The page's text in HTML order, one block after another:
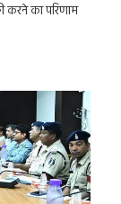
करने का परिणाम